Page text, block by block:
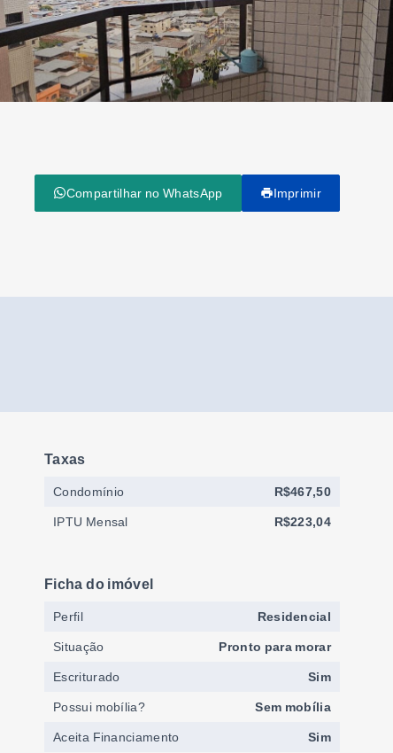
Compartilhar no WhatsApp Imprimir
Taxas
Condomínio R$467,50
IPTU Mensal R$223,04
Ficha do imóvel
Perfil Residencial
Situação Pronto para morar
Escriturado Sim
Possui mobília? Sem mobília
Aceita Financiamento Sim